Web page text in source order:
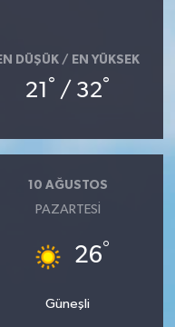
DÜŞÜK / EN YÜKSEK
21 ° / 32°
10 AĞUSTOS
PAZARTESI
26°
Güneşli